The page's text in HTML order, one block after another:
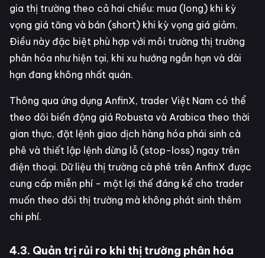
gia thị trường theo cả hai chiều: mua (long) khi kỳ
vọng giá tăng và bán (short) khi kỳ vọng giá giảm.
Điều này đặc biệt phù hợp với môi trường thị trường
phân hóa như hiện tại, khi xu hướng ngắn hạn và dài
hạn đang không nhất quán.
Thông qua ứng dụng AnfinX, trader Việt Nam có thể
theo dõi biến động giá Robusta và Arabica theo thời
gian thực, đặt lệnh giao dịch hàng hóa phái sinh cà
phê và thiết lập lệnh dừng lỗ (stop-loss) ngay trên
điện thoại. Dữ liệu thị trường cà phê trên AnfinX được
cung cấp miễn phí - một lợi thế đáng kể cho trader
muốn theo dõi thị trường mà không phát sinh thêm
chi phí.
4.3. Quản trị rủi ro khi thị trường phân hóa